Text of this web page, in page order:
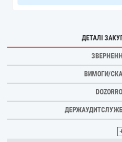
ДЕТАЛІ
ВИМОГИ/
DOZORRO